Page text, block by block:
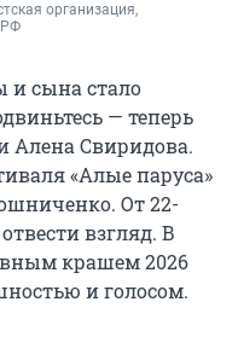
организация,
РФ
и сына стало
— теперь
Алена Свиридова.
«Алые паруса»
От 22-
взгляд. В
крашем 2026
и голосом.